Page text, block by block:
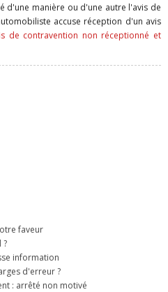
d'une manière ou d'une autre l'avis de
accuse réception d'un avis
de contravention non réceptionné et
faveur
?
information
d'erreur ?
: arrêté non motivé